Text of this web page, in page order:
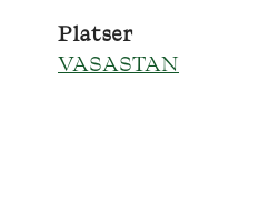
Platser
VASASTAN